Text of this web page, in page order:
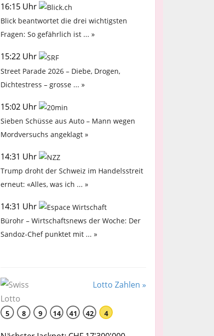
16:15 Uhr
Blick beantwortet die drei wichtigsten
Fragen: So gefährlich ist ... »
15:22 Uhr
Street Parade 2026 – Diebe, Drogen,
Dichtestress – grosse ... »
15:02 Uhr
Sieben Schüsse aus Auto – Mann wegen
Mordversuchs angeklagt »
14:31 Uhr
Trump droht der Schweiz im Handelsstreit
erneut: «Alles, was ich ... »
14:31 Uhr
Bürohr – Wirtschaftsnews der Woche: Der
Sandoz-Chef punktet mit ... »
Lotto Zahlen »
5 8 9 14 41 42 4